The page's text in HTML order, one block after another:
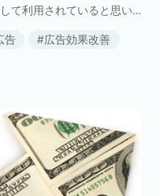
て利用されていると思い
売上2 […]
告
広告効果改善